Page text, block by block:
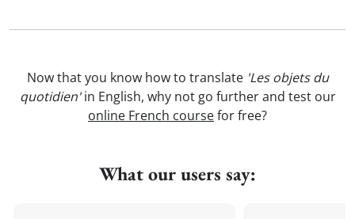
Now that you know how to translate 'Les objets du
quotidien'in English, why not go further and test our
online French coursefor free?
What our users say: